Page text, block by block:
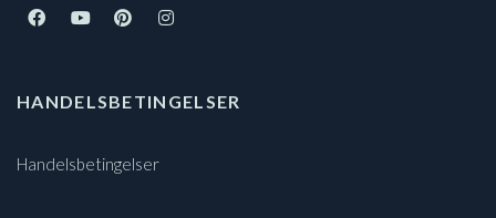
HANDELSBETINGELSER
Handelsbetingelser